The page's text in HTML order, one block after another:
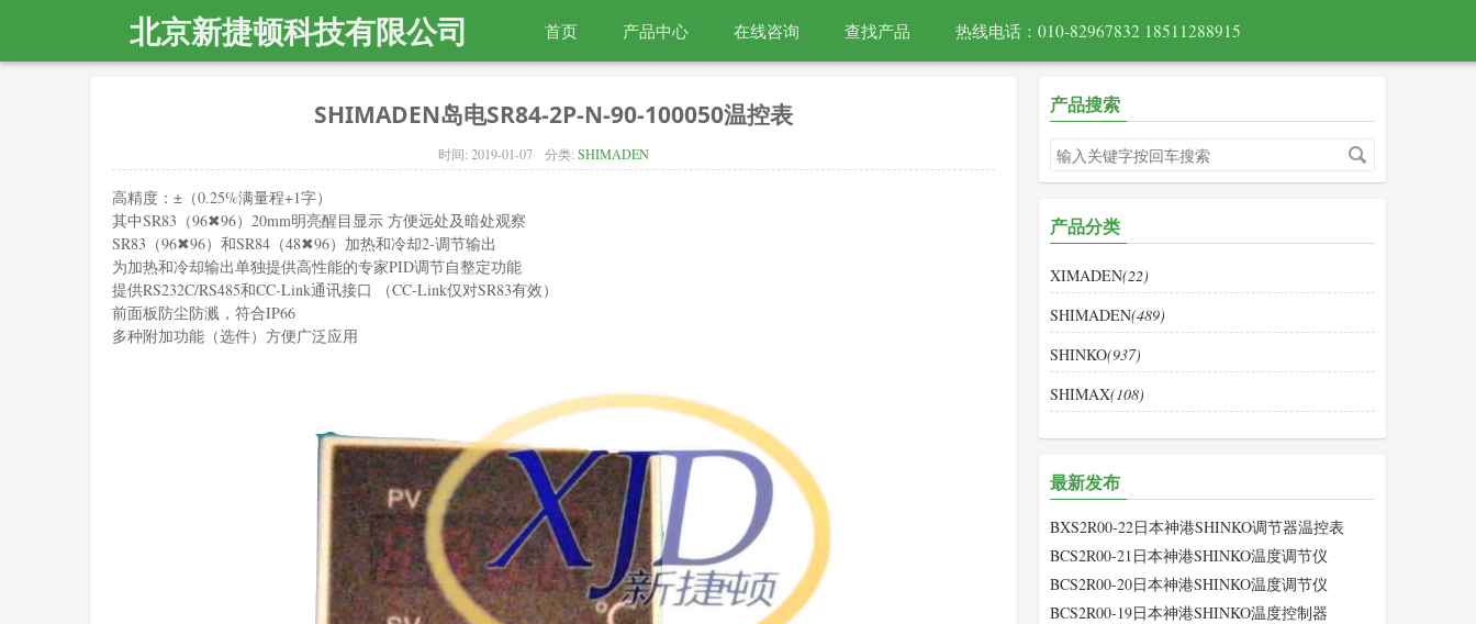
北京新捷顿科技有限公司 首页 产品中心 在线咨询 查找产品 热线电话：010-82967832 18511288915
SHIMADEN岛电SR84-2P-N-90-100050温控表
时间: 2019-01-07 分类: SHIMADEN
高精度：±（0.25%满量程+1字）
其中SR83（96✖96）20mm明亮醒目显示 方便远处及暗处观察
SR83（96✖96）和SR84（48✖96）加热和冷却2-调节输出
为加热和冷却输出单独提供高性能的专家PID调节自整定功能
提供RS232C/RS485和CC-Link通讯接口 （CC-Link仅对SR83有效）
前面板防尘防溅，符合IP66
多种附加功能（选件）方便广泛应用
产品搜索
产品分类
XIMADEN(22)
SHIMADEN(489)
SHINKO(937)
SHIMAX(108)
最新发布
BXS2R00-22日本神港SHINKO调节器温控表
BCS2R00-21日本神港SHINKO温度调节仪
BCS2R00-20日本神港SHINKO温度调节仪
BCS2R00-19日本神港SHINKO温度控制器